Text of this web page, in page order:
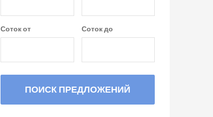
Соток от Соток до
ПОИСК ПРЕДЛОЖЕНИЙ